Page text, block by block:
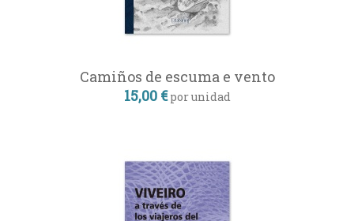
Camiños de escuma e vento
15,00 € por unidad